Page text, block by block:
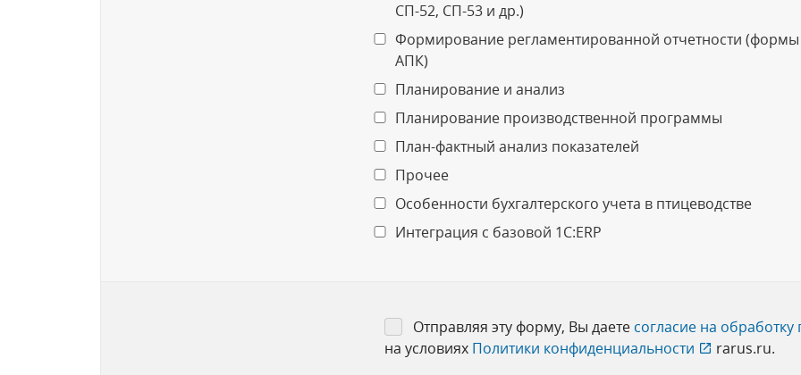
СП-52, СП-53 и др.)
Формирование регламентированной отчетности (формы
АПК)
Планирование и анализ
Планирование производственной программы
План-фактный анализ показателей
Прочее
Особенности бухгалтерского учета в птицеводстве
Интеграция с базовой 1С:ERP
Отправляя эту форму, Вы даете согласие на
на условиях Политики конфиденциальности rarus.ru.